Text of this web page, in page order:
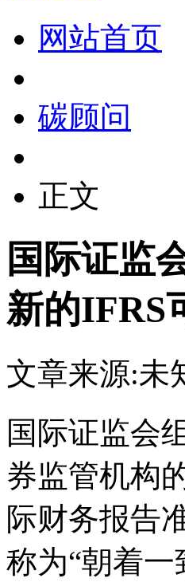
网站首页
碳顾问
正文
国际证监
新的IFRS
文章来源:未
国际证监会
券监管机构
际财务报告
称为“朝着